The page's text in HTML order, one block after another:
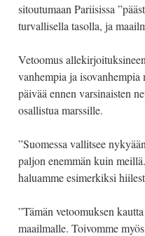
sitoutumaan Pariisissa
turvallisella tasolla, ja
Vetoomus
vanhempia ja isovanhempia
päivää ennen varsinaisten
osallistua marssille.
”Suomessa vallitsee
paljon enemmän kuin
haluamme esimerkiksi
”Tämän vetoomuksen
maailmalle. Toivomme